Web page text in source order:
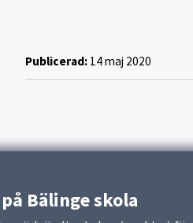
Publicerad:14 maj 2020
Bälinge skola